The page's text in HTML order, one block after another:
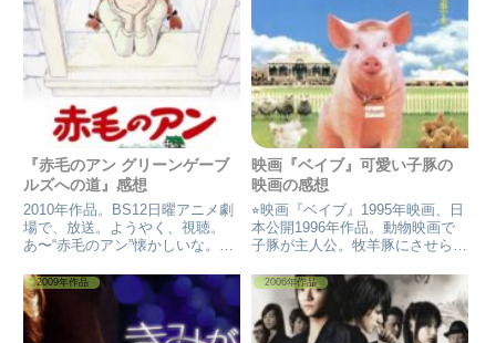
『赤毛のアン グリーンゲーブ
ルズへの道』感想
2010年作品。BS12日曜アニメ劇
場で、放送。ようやく、視聴。
あ〜“赤毛のアン”懐かしいな。ハ
の作品をアニメ化してた。それも
何十年も続けてたけど、ハウス食
品が、アニメからスポンサーを撤
退した時は、フジTVと...
映画『ベイブ』可愛い子豚の
映画の感想
⭐︎映画『ベイブ』1995年映画、日
本公開1996年作品。動物映画で
子豚が主人公。牧羊豚にさせられ
イブのちょっとした冒険譚。初地
上波は1999年金曜ロードショー
で放送。ベイブの可愛さを！伝え
たい映画感想です。
2009年作品 2006年作品